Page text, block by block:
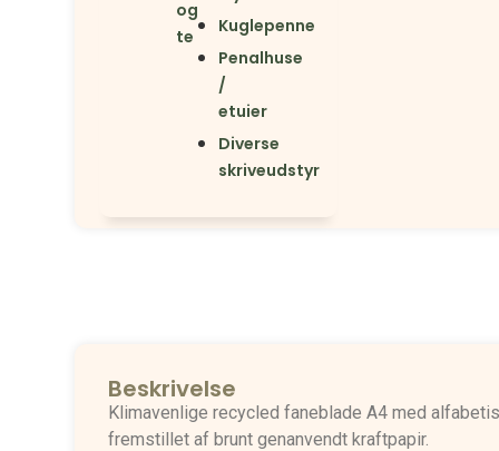
og
te
Kuglepenne
Penalhuse
/
etuier
Diverse
skriveudstyr
Beskrivelse
Klimavenlige recycled faneblade A4 med
fremstillet af brunt genanvendt kraftpapir.